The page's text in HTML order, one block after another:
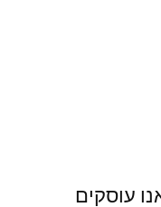
עוסקים